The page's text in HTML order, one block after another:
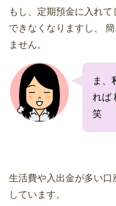
もし、定期預金に入れて
できなくなりますし、
ません。
ま、
れば
笑
生活費や入出金が多い口
しています。